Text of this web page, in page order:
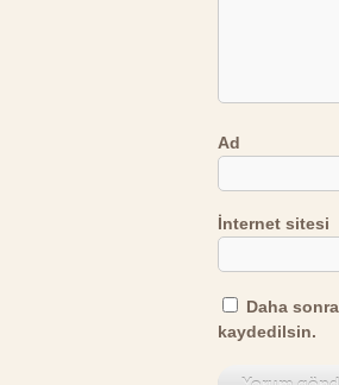
Ad
İnternet sitesi
Daha
kaydedilsin.